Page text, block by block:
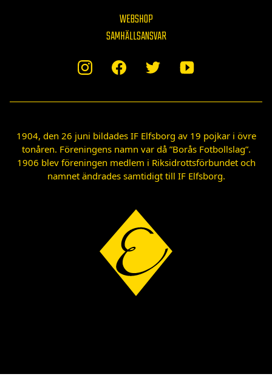
WEBSHOP
SAMHÄLLSANSVAR
1904, den 26 juni bildades IF Elfsborg av 19 pojkar i övre
tonåren. Föreningens namn var då ”Borås Fotbollslag”.
1906 blev föreningen medlem i Riksidrottsförbundet och
namnet ändrades samtidigt till IF Elfsborg.